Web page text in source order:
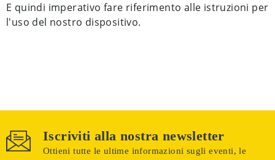
E quindi imperativo fare riferimento alle istruzioni per
l'uso del nostro dispositivo.
Iscriviti alla nostra newsletter
Ottieni tutte le ultime informazioni sugli eventi, le